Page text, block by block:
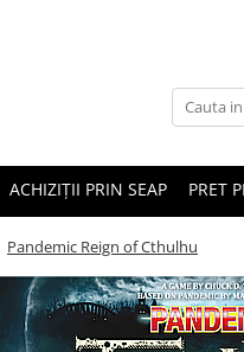
ACHIZIȚII PRIN SEAP PRET
Pandemic Reign of Cthulhu